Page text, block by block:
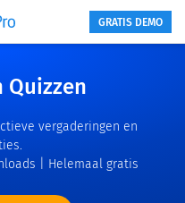
GRATIS DEMO
Quizzen
vergaderingen en
| Helemaal gratis